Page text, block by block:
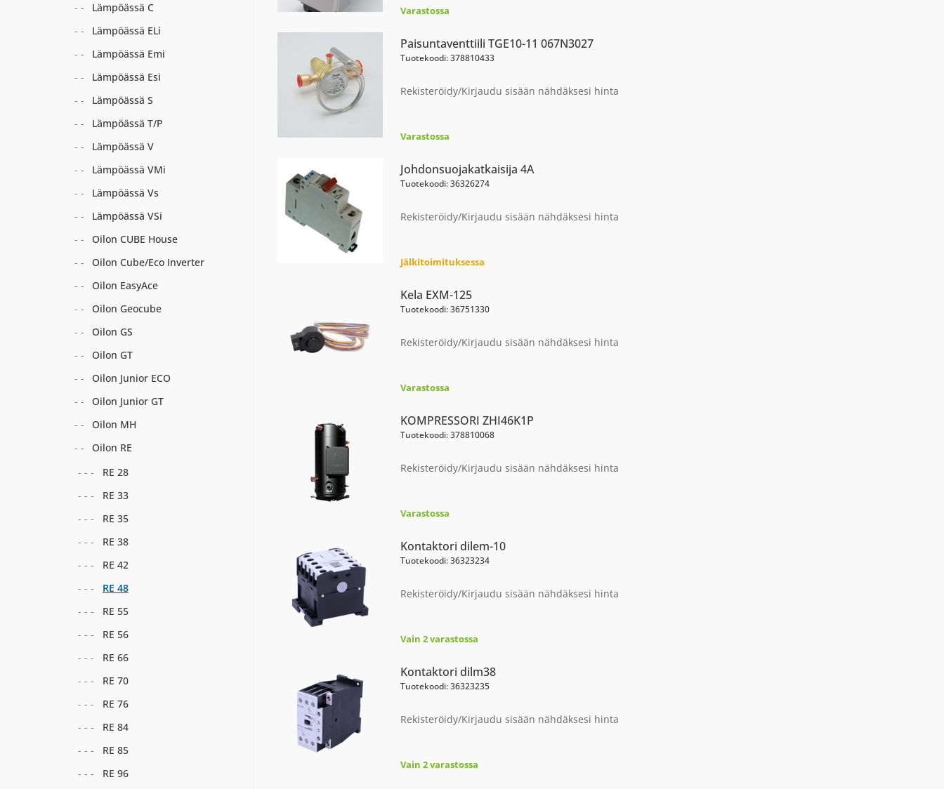
Varastossa
Paisuntaventtiili TGE10-11 067N3027
Tuotekoodi: 378810433
Rekisteröidy/Kirjaudu sisään nähdäksesi hinta
Varastossa
Johdonsuojakatkaisija 4A
Tuotekoodi: 36326274
Rekisteröidy/Kirjaudu sisään nähdäksesi hinta
Jälkitoimituksessa
Kela EXM-125
Tuotekoodi: 36751330
Rekisteröidy/Kirjaudu sisään nähdäksesi hinta
Varastossa
KOMPRESSORI ZHI46K1P
Tuotekoodi: 378810068
Rekisteröidy/Kirjaudu sisään nähdäksesi hinta
Varastossa
Kontaktori dilem-10
Tuotekoodi: 36323234
Rekisteröidy/Kirjaudu sisään nähdäksesi hinta
Vain 2 varastossa
Kontaktori dilm38
Tuotekoodi: 36323235
Rekisteröidy/Kirjaudu sisään nähdäksesi hinta
Vain 2 varastossa
Lämpöässä C
Lämpöässä ELi
Lämpöässä Emi
Lämpöässä Esi
Lämpöässä S
Lämpöässä T/P
Lämpöässä V
Lämpöässä VMi
Lämpöässä Vs
Lämpöässä VSi
Oilon CUBE House
Oilon Cube/Eco Inverter
Oilon EasyAce
Oilon Geocube
Oilon GS
Oilon GT
Oilon Junior ECO
Oilon Junior GT
Oilon MH
Oilon RE
RE 28
RE 33
RE 35
RE 38
RE 42
RE 48
RE 55
RE 56
RE 66
RE 70
RE 76
RE 84
RE 85
RE 96